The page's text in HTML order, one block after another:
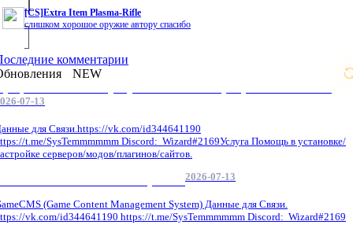
[CS]Extra Item Plasma-Rifle
слишком хорошое оружие автору спасибо
комментарии
NEW
07-13
для Связи.https://vk.com/id344641190
t.me/SysTemmmmmm Discord: Wizard#2169Услуга Помощь в установке/
серверов/модов/плагинов/сайтов.
2026-07-13
(Game Content Management System) Данные для Связи.
vk.com/id344641190 https://t.me/SysTemmmmmm Discord: Wizard#2169